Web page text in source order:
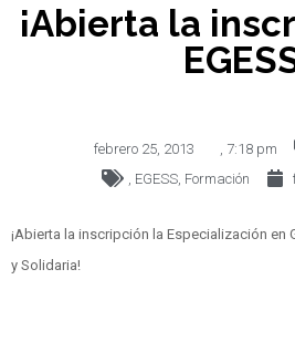
¡Abierta la
febrero 25, 2013 7:18 pm
EGESS Formación
¡Abierta la inscripción la Especialización en
y Solidaria!